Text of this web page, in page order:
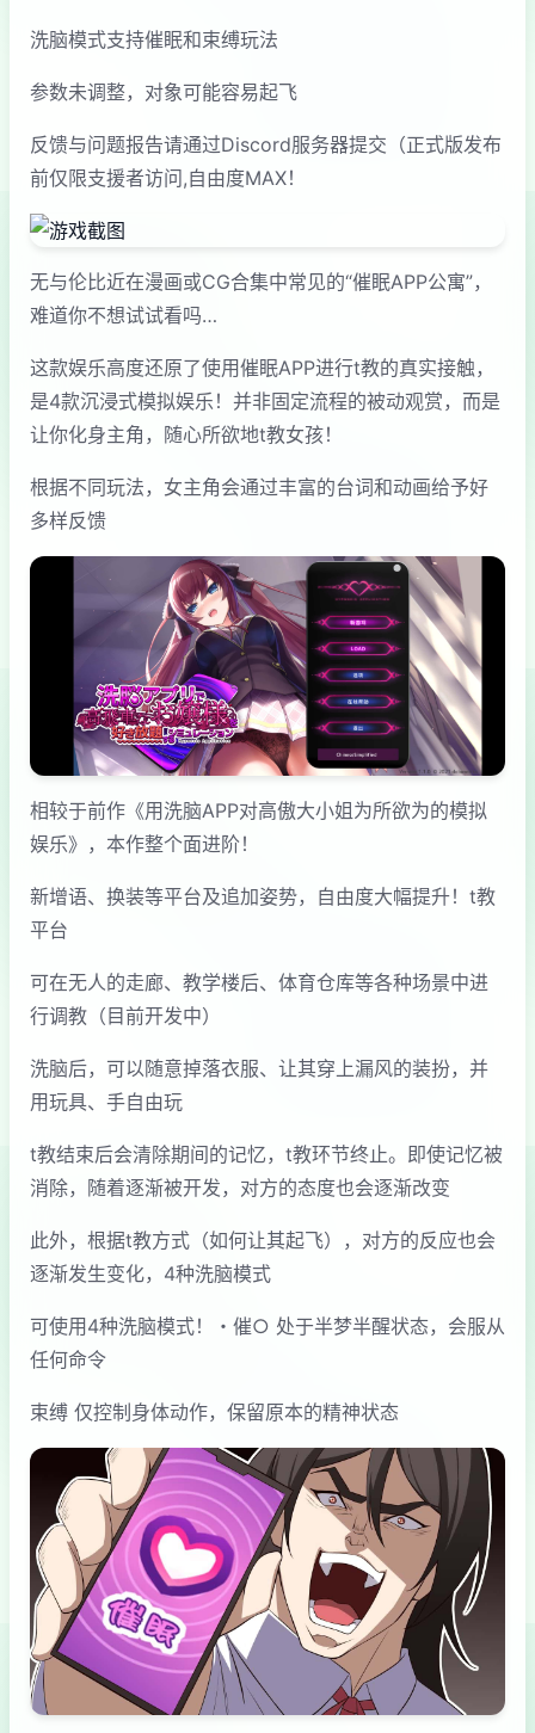
洗脑模式支持催眠和束缚玩法
参数未调整，对象可能容易起飞
反馈与问题报告请通过Discord服务器提交（正式版发布
前仅限支援者访问,自由度MAX！
无与伦比近在漫画或CG合集中常见的“催眠APP公寓”，
难道你不想试试看吗…
这款娱乐高度还原了使用催眠APP进行t教的真实接触，
是4款沉浸式模拟娱乐！并非固定流程的被动观赏，而是
让你化身主角，随心所欲地t教女孩！
根据不同玩法，女主角会通过丰富的台词和动画给予好
多样反馈
相较于前作《用洗脑APP对高傲大小姐为所欲为的模拟
娱乐》，本作整个面进阶！
新增语、换装等平台及追加姿势，自由度大幅提升！t教
平台
可在无人的走廊、教学楼后、体育仓库等各种场景中进
行调教（目前开发中）
洗脑后，可以随意掉落衣服、让其穿上漏风的装扮，并
用玩具、手自由玩
t教结束后会清除期间的记忆，t教环节终止。即使记忆被
消除，随着逐渐被开发，对方的态度也会逐渐改变
此外，根据t教方式（如何让其起飞），对方的反应也会
逐渐发生变化，4种洗脑模式
可使用4种洗脑模式！・催○ 处于半梦半醒状态，会服从
任何命令
束缚 仅控制身体动作，保留原本的精神状态